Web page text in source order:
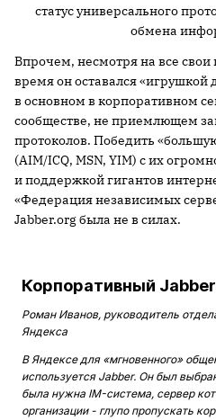
статус универсального
обмена
Впрочем, несмотря на все
время он оставался «игрушкой
в основном в корпоративном
сообществе, не приемлющем
протоколов. Победить
(AIM/ICQ, MSN, YIM) с их
и поддержкой гигантов
«Федерация независимых
Jabber.org была не в силах.
Корпоративный Jabber
Роман Иванов, руководитель
Яндекса
В Яндексе для «мгновенного»
используется Jabber. Он был
была нужна IM-система, сервер
организации - глупо пропускать